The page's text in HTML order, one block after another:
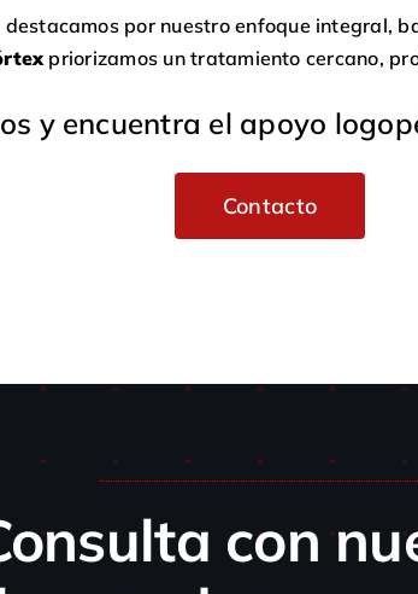
destacamos por nuestro enfoque integral,
priorizamos un tratamiento cercano,
y encuentra el apoyo
Contacto
con